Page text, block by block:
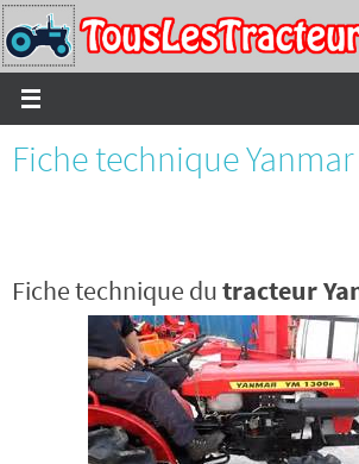
Passer
vers
le
contenu
Fiche technique Yanmar
Fiche technique dutracteur